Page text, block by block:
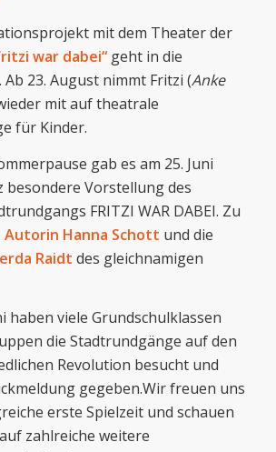
mit dem Theater der
war dabei“geht in die
Ab 23. August nimmt Fritzi (Anke
mit auf theatrale
für Kinder.
gab es am 25. Juni
besondere Vorstellung des
FRITZI WAR DABEI. Zu
Autorin Hanna Schott und die
Raidt des gleichnamigen
haben viele Grundschulklassen
die Stadtrundgänge auf den
Revolution besucht und
gegeben.Wir freuen uns
erste Spielzeit und schauen
zahlreiche weitere